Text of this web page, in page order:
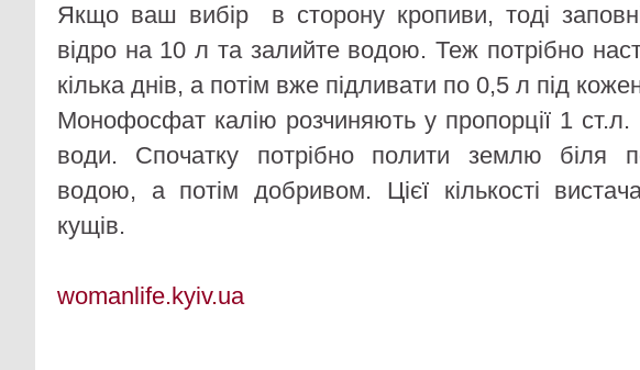
Якщо ваш вибір в сторону кропиви, тоді
відро на 10 л та залийте водою. Теж потрібно
кілька днів, а потім вже підливати по 0,5 л під
Монофосфат калію розчиняють у пропорції 1
води. Спочатку потрібно полити землю біля
водою, а потім добривом. Цієї кількості
кущів.
womanlife.kyiv.ua